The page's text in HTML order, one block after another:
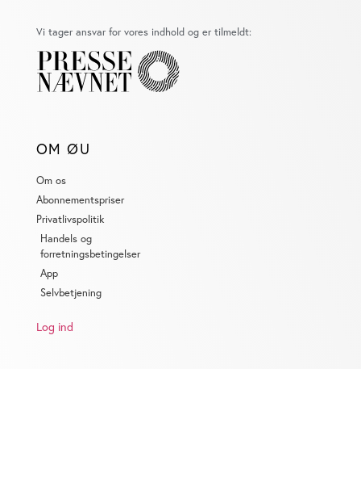
Vi tager ansvar for vores indhold og er tilmeldt:
OM ØU
Om os
Abonnementspriser
Privatlivspolitik
Handels og
forretningsbetingelser
App
Selvbetjening
Log ind